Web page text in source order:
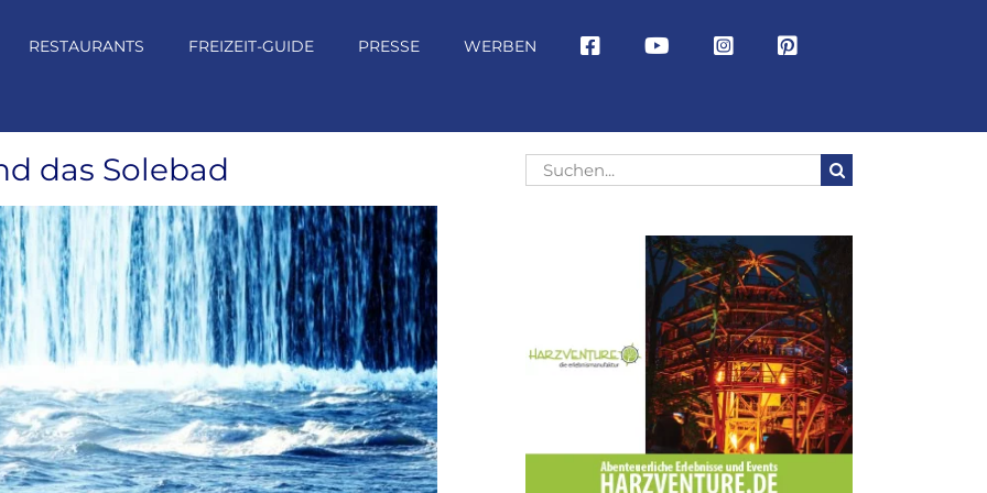
RESTAURANTS FREIZEIT-GUIDE PRESSE WERBEN
das Solebad
Suche
nach: